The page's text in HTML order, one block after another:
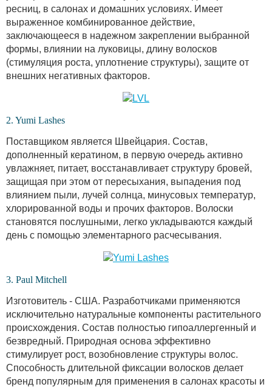
ресниц, в салонах и домашних условиях. Имеет
выраженное комбинированное действие,
заключающееся в надежном закреплении выбранной
формы, влиянии на луковицы, длину волосков
(стимуляция роста, уплотнение структуры), защите от
внешних негативных факторов.
2. Yumi Lashes
Поставщиком является Швейцария. Состав,
дополненный кератином, в первую очередь активно
увлажняет, питает, восстанавливает структуру бровей,
защищая при этом от пересыхания, выпадения под
влиянием пыли, лучей солнца, минусовых температур,
хлорированной воды и прочих факторов. Волоски
становятся послушными, легко укладываются каждый
день с помощью элементарного расчесывания.
3. Paul Mitchell
Изготовитель - США. Разработчиками применяются
исключительно натуральные компоненты растительного
происхождения. Состав полностью гипоаллергенный и
безвредный. Природная основа эффективно
стимулирует рост, возобновление структуры волос.
Способность длительной фиксации волосков делает
бренд популярным для применения в салонах красоты и